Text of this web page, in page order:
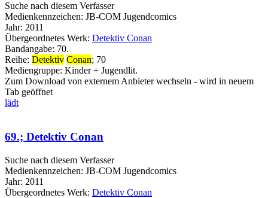
Suche nach diesem Verfasser
Medienkennzeichen: JB-COM Jugendcomics
Jahr: 2011
Übergeordnetes Werk: Detektiv Conan
Bandangabe: 70.
Reihe: Detektiv Conan; 70
Mediengruppe: Kinder + Jugendlit.
Zum Download von externem Anbieter wechseln - wird in neuem
Tab geöffnet
lädt
69.; Detektiv Conan
Suche nach diesem Verfasser
Medienkennzeichen: JB-COM Jugendcomics
Jahr: 2011
Übergeordnetes Werk: Detektiv Conan